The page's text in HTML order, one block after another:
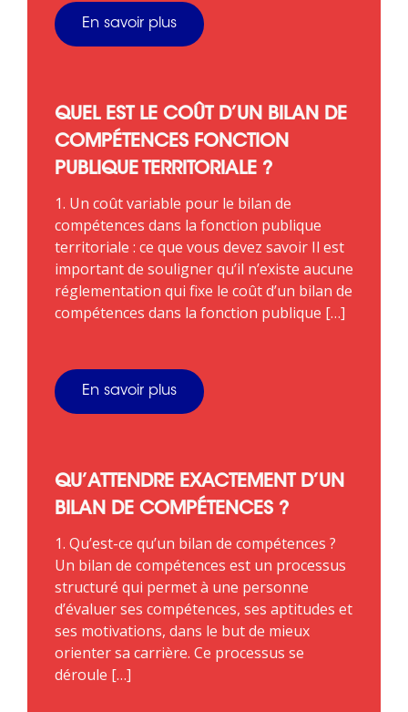
En savoir plus
QUEL EST LE COÛT D’UN BILAN DE
COMPÉTENCES FONCTION
PUBLIQUE TERRITORIALE ?
1. Un coût variable pour le bilan de
compétences dans la fonction publique
territoriale : ce que vous devez savoir Il est
important de souligner qu’il n’existe aucune
réglementation qui fixe le coût d’un bilan de
compétences dans la fonction publique […]
En savoir plus
QU’ATTENDRE EXACTEMENT D’UN
BILAN DE COMPÉTENCES ?
1. Qu’est-ce qu’un bilan de compétences ?
Un bilan de compétences est un processus
structuré qui permet à une personne
d’évaluer ses compétences, ses aptitudes et
ses motivations, dans le but de mieux
orienter sa carrière. Ce processus se
déroule […]